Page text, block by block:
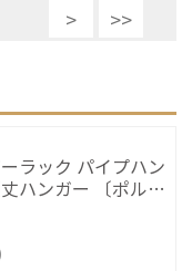
> >>
ラック パイプハン
ハンガー 〔ポル
180cm) 押し入れ
ンプル 大容量